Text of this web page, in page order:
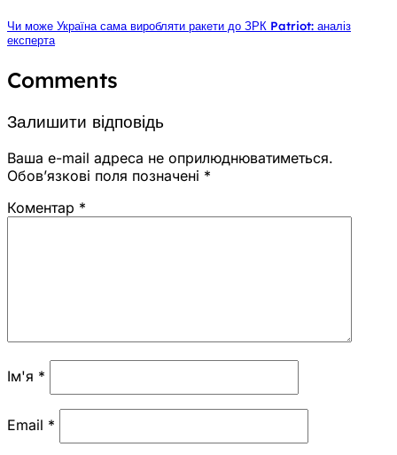
Чи може Україна сама виробляти ракети до ЗРК Patriot: аналіз
експерта
Comments
Залишити відповідь
Ваша e-mail адреса не оприлюднюватиметься.
Обов’язкові поля позначені *
Коментар *
Ім'я *
Email *